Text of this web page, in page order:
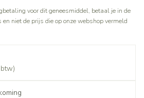
voor dit geneesmiddel, betaal je in de
en niet de prijs die op onze webshop vermeld